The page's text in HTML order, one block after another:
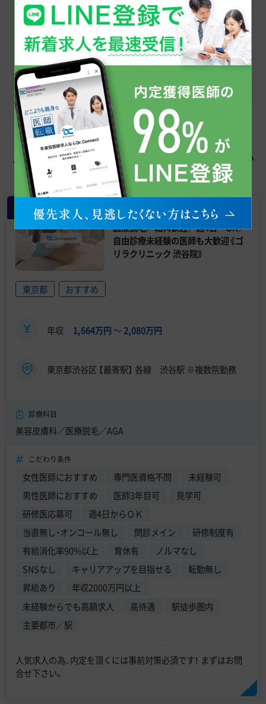
医師求人情報のお問い合わせから、転職への不安・
疑問点まで、お気軽にご相談ください。
まずはお友だち登録から！
この求人を見た人はこちらも見てい
ます
常勤
【渋谷／年収 2000万円台】男性向け
医療脱毛／転科歓迎／週4日～OK／
自由診療未経験の医師も大歓迎《ゴ
リラクリニック 渋谷院》
東京都 おすすめ
年収 1,664万円 〜2,080万円
東京都渋谷区 【最寄駅】 各線 渋谷駅 ※複数院勤務
診療科目
美容皮膚科／医療脱毛／AGA
こだわり条件
女性医師におすすめ 専門医資格不問
未経験可
男性医師におすすめ
医師3年目可
見学可
研修医応募可
週4日からＯＫ
当直無し・オンコール無し
問診メイン
研修制度有
有給消化率90%以上
育休有
ノルマなし
SNSなし
キャリアアップを目指せる
転勤無し
昇給あり
年収2000万円以上
未経験からでも高額求人
高待遇
駅徒歩圏内
主要都市／駅
人気求人の為、内定を頂くには事前対策必須です！ まずはお問
合せ下さい。